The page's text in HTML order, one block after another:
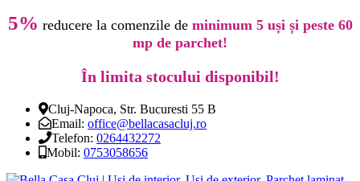
5% reducere la comenzile de minimum 5 uși și peste 60
mp de parchet!
În limita stocului disponibil!
Cluj-Napoca, Str. Bucuresti 55 B
Email: office@bellacasacluj.ro
Telefon: 0264432272
Mobil: 0753058656